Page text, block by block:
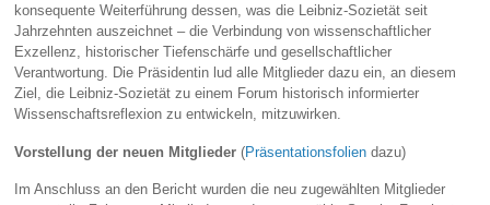
konsequente Weiterführung dessen, was die Leibniz‑Sozietät seit
Jahrzehnten auszeichnet – die Verbindung von wissenschaftlicher
Exzellenz, historischer Tiefenschärfe und gesellschaftlicher
Verantwortung. Die Präsidentin lud alle Mitglieder dazu ein, an diesem
Ziel, die Leibniz-Sozietät zu einem Forum historisch informierter
Wissenschaftsreflexion zu entwickeln, mitzuwirken.
Vorstellung der neuen Mitglieder (Präsentationsfolien dazu)
Im Anschluss an den Bericht wurden die neu zugewählten Mitglieder